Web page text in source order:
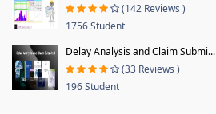
(142 Reviews )
1756 Student
Delay Analysis and Claim Submi...
(33 Reviews )
196 Student